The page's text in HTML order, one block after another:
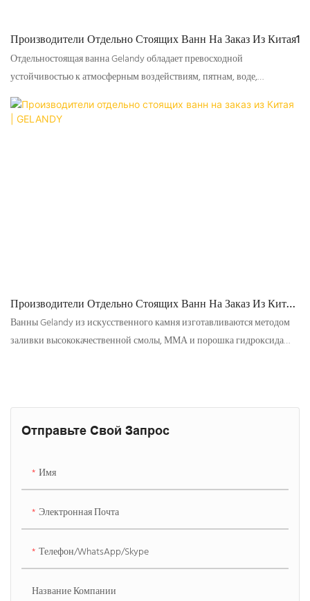
Отправьте Свой Запрос
Имя
Электронная Почта
Телефон/WhatsApp/Skype
Название Компании
Производители Отдельно Стоящих Ванн На Заказ Из Китая1
Отдельностоящая ванна Gelandy обладает превосходной
устойчивостью к атмосферным воздействиям, пятнам, воде,
пожелтению и ультрафиолетовому излучению.
Производители Отдельно Стоящих Ванн На Заказ Из Китая
| GELANDY
Ванны Gelandy из искусственного камня изготавливаются методом
заливки высококачественной смолы, ММА и порошка гидроксида
скопление грязи и пыли, а также препятствует росту бактерий,
обеспечивая комфорт и безопасность.